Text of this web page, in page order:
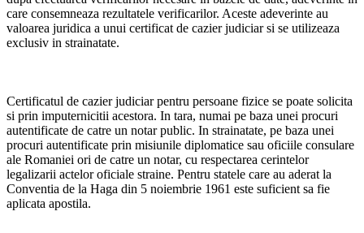
care consemneaza rezultatele verificarilor. Aceste adeverinte au
valoarea juridica a unui certificat de cazier judiciar si se utilizeaza
exclusiv in strainatate.
Certificatul de cazier judiciar pentru persoane fizice se poate solicita
si prin imputernicitii acestora. In tara, numai pe baza unei procuri
autentificate de catre un notar public. In strainatate, pe baza unei
procuri autentificate prin misiunile diplomatice sau oficiile consulare
ale Romaniei ori de catre un notar, cu respectarea cerintelor
legalizarii actelor oficiale straine. Pentru statele care au aderat la
Conventia de la Haga din 5 noiembrie 1961 este suficient sa fie
aplicata apostila.